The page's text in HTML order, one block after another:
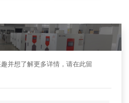
并想了解更多详情，请在此留